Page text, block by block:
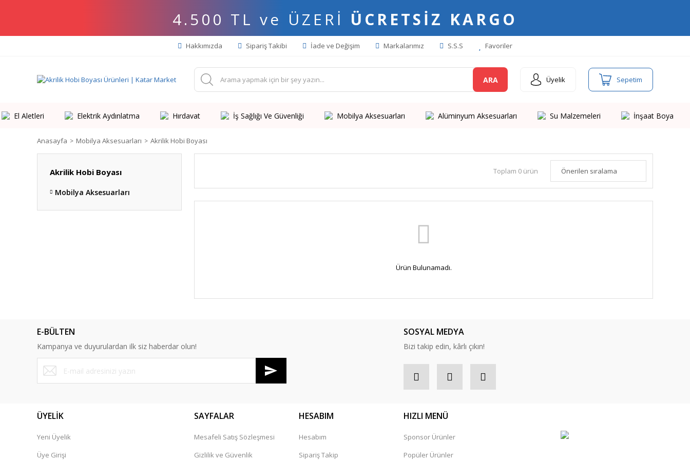
4.500 TL ve ÜZERİ ÜCRETSİZ KARGO
Hakkımızda Sipariş Takibi İade ve Değişim Markalarımız S.S.S Favoriler
ARA Üyelik Sepetim
El Aletleri Elektrik Aydınlatma Hırdavat İş Sağlığı Ve Güvenliği Mobilya Aksesuarları Alüminyum Aksesuarları Su Malzemeleri İnşaat Boya
Anasayfa Mobilya Aksesuarları Akrilik Hobi Boyası
Akrilik Hobi Boyası
Mobilya Aksesuarları
Toplam 0 ürün
Ürün Bulunamadı.
E-BÜLTEN
Kampanya ve duyurulardan ilk siz haberdar olun!
SOSYAL MEDYA
Bizi takip edin, kârlı çıkın!
ÜYELİK
Yeni Üyelik
Üye Girişi
SAYFALAR
Mesafeli Satış Sözleşmesi
Gizlilik ve Güvenlik
HESABIM
Hesabım
Sipariş Takip
HIZLI MENÜ
Sponsor Ürünler
Popüler Ürünler